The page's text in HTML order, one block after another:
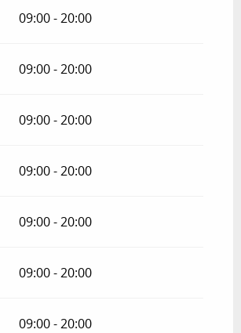
Oktober 2026
09:00 - 20:00
09:00 - 20:00
09:00 - 20:00
09:00 - 20:00
09:00 - 20:00
09:00 - 20:00
09:00 - 20:00